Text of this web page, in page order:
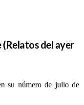
del ayer
su número de julio de